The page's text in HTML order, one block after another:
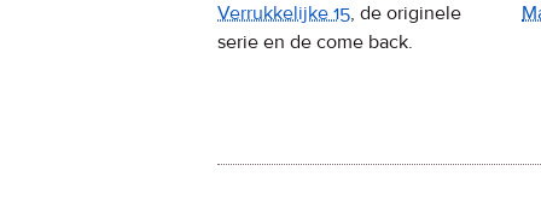
Verrukkelijke 15, de originele
serie en de come back.